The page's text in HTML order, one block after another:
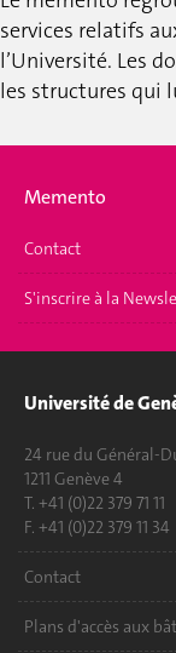
services relatifs
l’Université. Les
les structures qui
Memento
Contact
S'inscrire à la
Université de
24 rue du Général-
1211 Genève 4
T. +41 (0)22 379 71 11
F. +41 (0)22 379 11 34
Contact
Plans d'accès aux